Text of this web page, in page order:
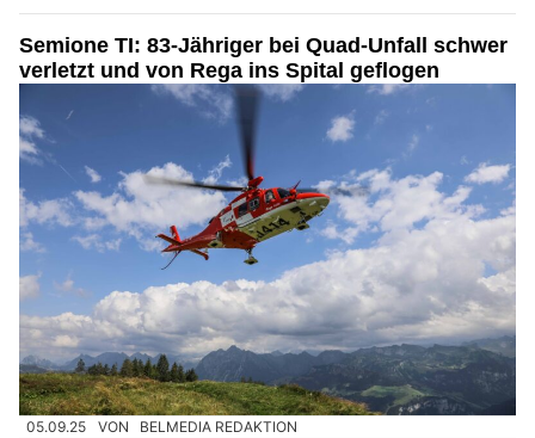
Semione TI: 83-Jähriger bei Quad-Unfall schwer
verletzt und von Rega ins Spital geflogen
05.09.25 VON BELMEDIA REDAKTION